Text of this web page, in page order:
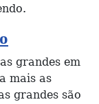
grandes em
mais as
grandes são